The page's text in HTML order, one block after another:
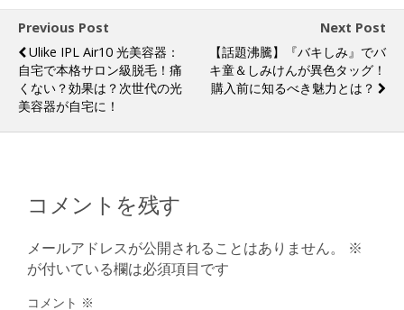
Previous Post
Ulike IPL Air10 光美容器：
自宅で本格サロン級脱毛！痛
くない？効果は？次世代の光
美容器が自宅に！
Next Post
【話題沸騰】『バキしみ』でバ
キ童＆しみけんが異色タッグ！
購入前に知るべき魅力とは？
コメントを残す
メールアドレスが公開されることはありません。
※
が付いている欄は必須項目です
コメント ※